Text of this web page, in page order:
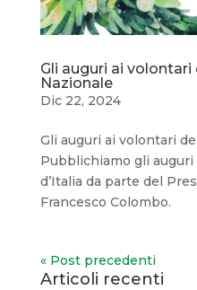
Gli auguri ai
Nazionale
Dic 22, 2024
Gli auguri ai volontari
Pubblichiamo gli auguri
d’Italia da parte del
Francesco Colombo.
« Post precedenti
Articoli recenti